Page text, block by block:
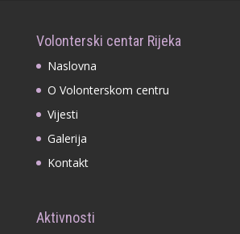
Volonterski centar Rijeka
Naslovna
O Volonterskom centru
Vijesti
Galerija
Kontakt
Aktivnosti